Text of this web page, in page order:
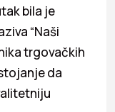
bila je
“Naši
trgovačkih
da